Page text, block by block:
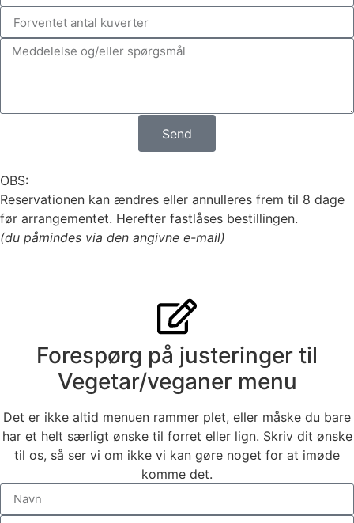
Send
OBS:
Reservationen kan ændres eller annulleres frem til 8 dage
før arrangementet. Herefter fastlåses bestillingen.
(du påmindes via den angivne e-mail)
Forespørg på justeringer til
Vegetar/veganer menu
Det er ikke altid menuen rammer plet, eller måske du bare
har et helt særligt ønske til forret eller lign. Skriv dit ønske
til os, så ser vi om ikke vi kan gøre noget for at imøde
komme det.